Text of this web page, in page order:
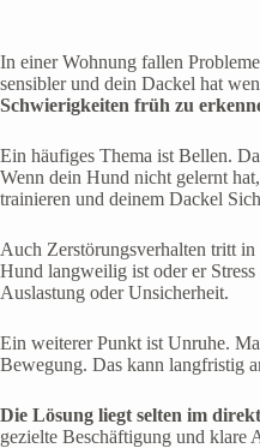
In einer Wohnung fallen
sensibler und dein Dackel hat
Schwierigkeiten früh zu
Ein häufiges Thema ist Bellen.
Wenn dein Hund nicht gelernt
trainieren und deinem Dackel
Auch Zerstörungsverhalten tritt
Hund langweilig ist oder er
Auslastung oder Unsicherheit.
Ein weiterer Punkt ist Unruhe.
Bewegung. Das kann langfristig
Die Lösung liegt selten im
gezielte Beschäftigung und klare